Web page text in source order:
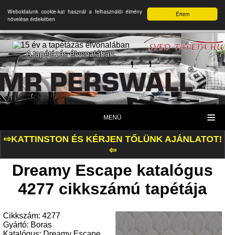
Értem
Weboldalunk cookie-kat használ a felhasználói élmény
növelése érdekében
A tapétázás élvonalában.
MENÜ
⇨KATTINSTON ÉS KÉRJEN TŐLÜNK AJÁNLATOT!
⇦
Dreamy Escape katalógus
4277 cikkszámú tapétája
Cikkszám: 4277
Gyártó: Boras